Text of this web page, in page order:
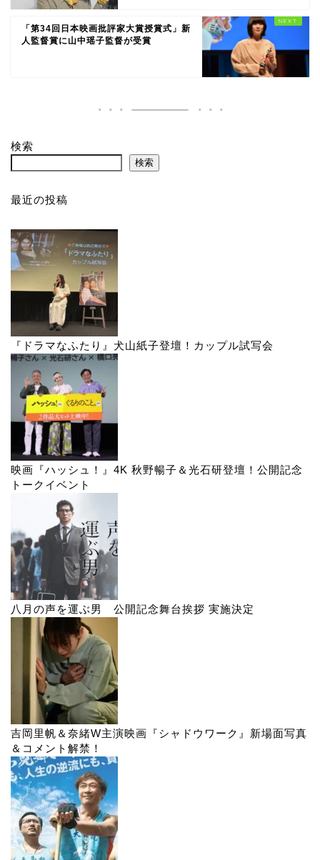
「第34回日本映画批評家大賞授賞式」新
人監督賞に山中瑶子監督が受賞
検索
検索
最近の投稿
『ドラマなふたり』犬山紙子登壇！カップル試写会
映画『ハッシュ！』4K 秋野暢子＆光石研登壇！公開記念
トークイベント
八月の声を運ぶ男 公開記念舞台挨拶 実施決定
吉岡里帆＆奈緒W主演映画『シャドウワーク』新場面写真
＆コメント解禁！